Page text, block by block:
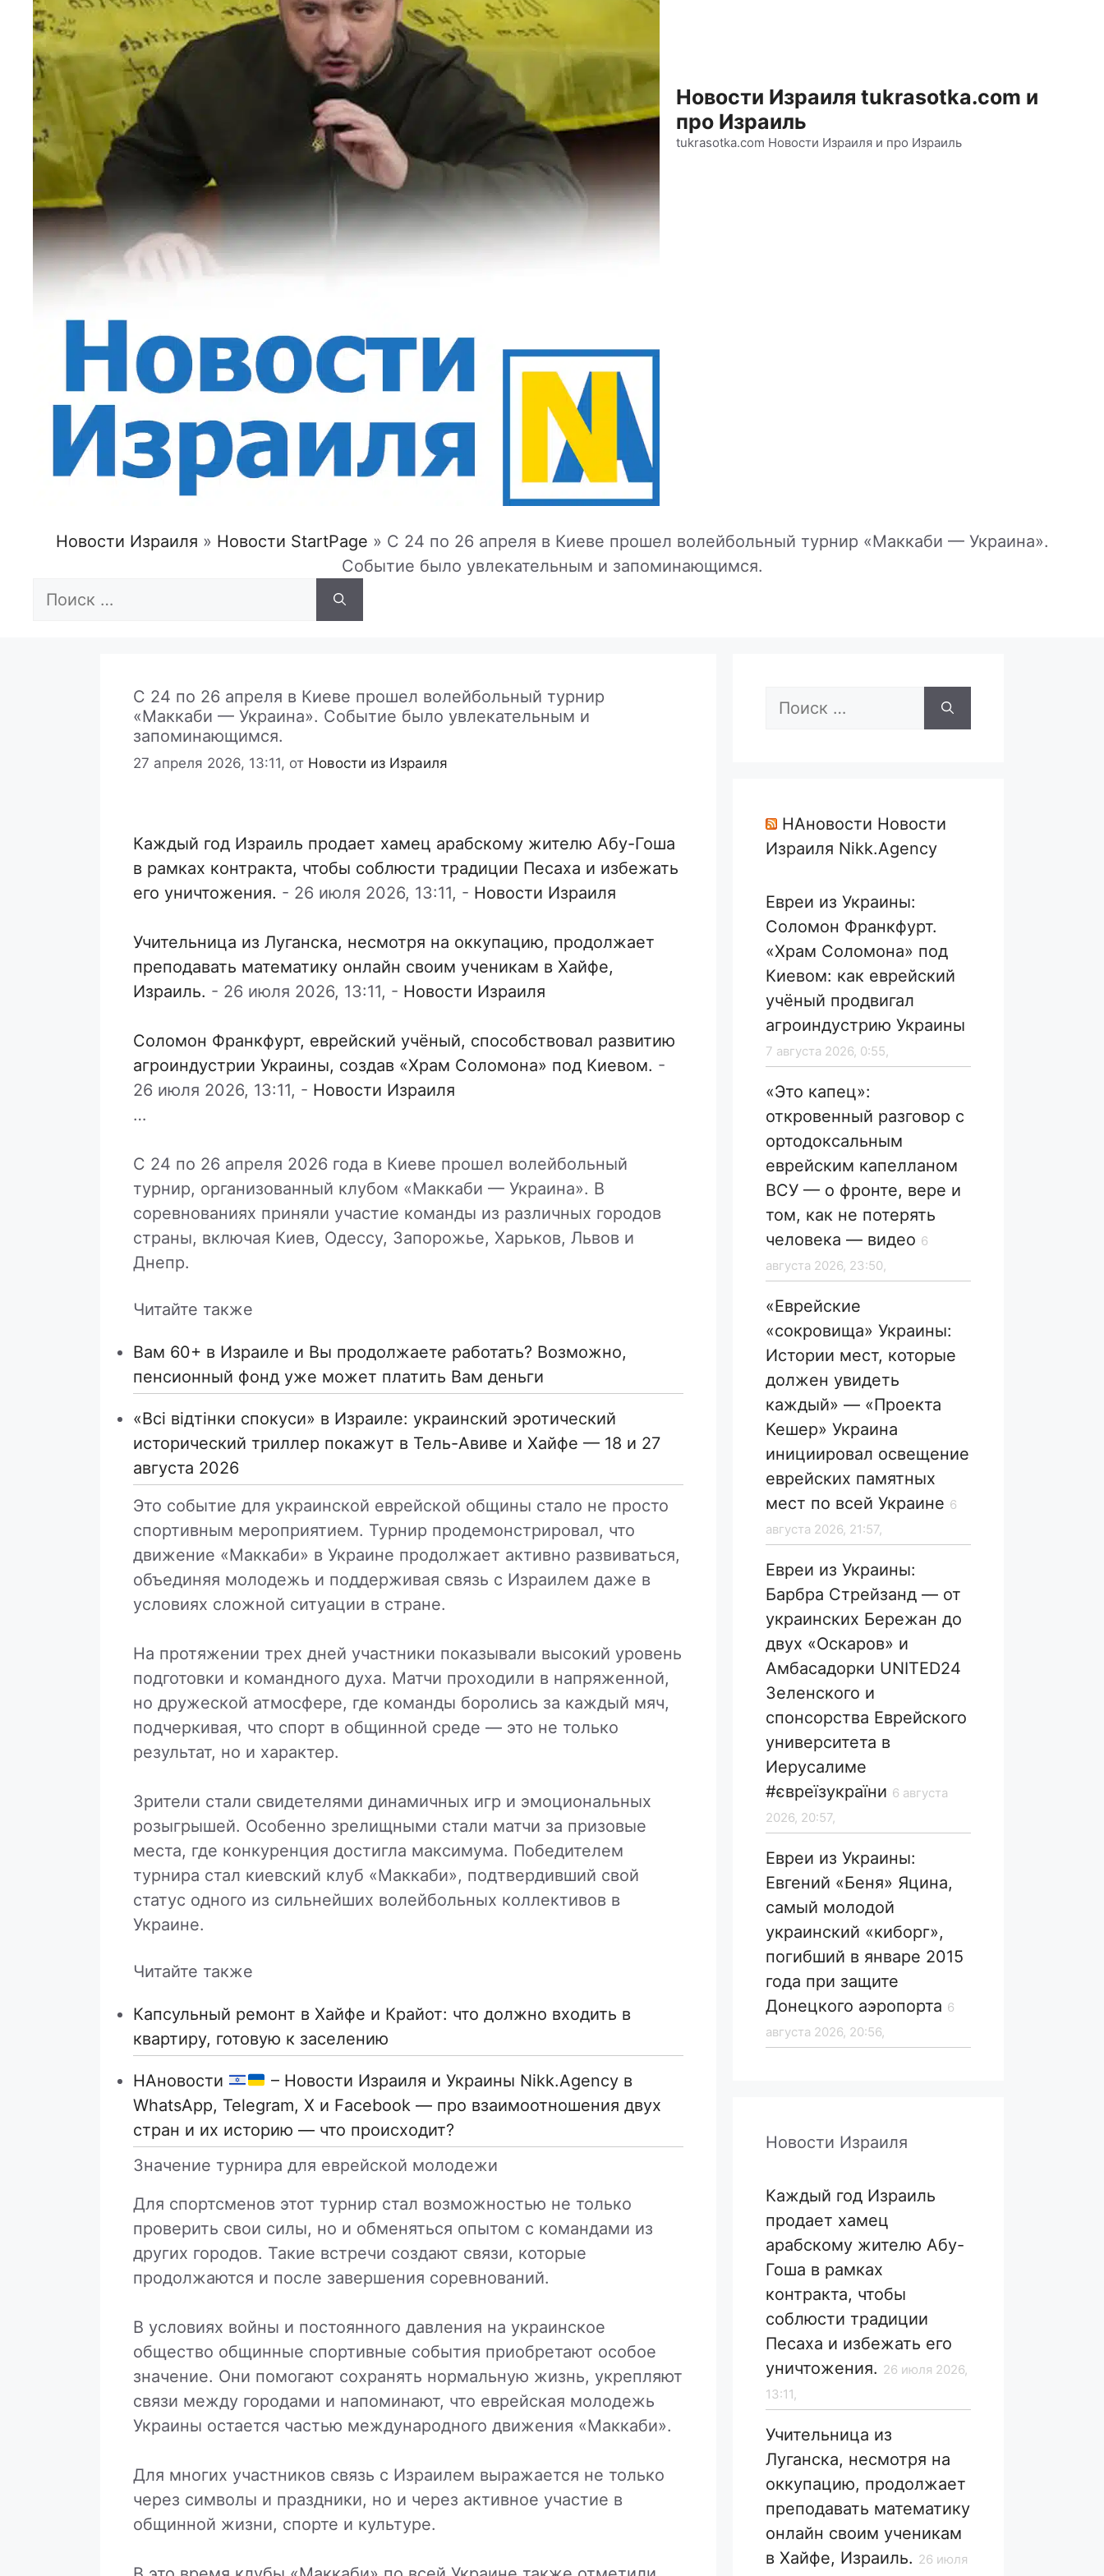
Новости Израиля tukrasotka.com и
про Израиль
tukrasotka.com Новости Израиля и про Израиль
Новости Израиля » Новости StartPage » С 24 по 26 апреля в Киеве прошел волейбольный турнир «Маккаби — Украина».
Событие было увлекательным и запоминающимся.
Поиск:
С 24 по 26 апреля в Киеве прошел волейбольный турнир
«Маккаби — Украина». Событие было увлекательным и
запоминающимся.
27 апреля 2026, 13:11, от Новости из Израиля
Каждый год Израиль продает хамец арабскому жителю Абу-Гоша
в рамках контракта, чтобы соблюсти традиции Песаха и избежать
его уничтожения. - 26 июля 2026, 13:11, - Новости Израиля
Учительница из Луганска, несмотря на оккупацию, продолжает
преподавать математику онлайн своим ученикам в Хайфе,
Израиль. - 26 июля 2026, 13:11, - Новости Израиля
Соломон Франкфурт, еврейский учёный, способствовал развитию
агроиндустрии Украины, создав «Храм Соломона» под Киевом. -
26 июля 2026, 13:11, - Новости Израиля
…
С 24 по 26 апреля 2026 года в Киеве прошел волейбольный
турнир, организованный клубом «Маккаби — Украина». В
соревнованиях приняли участие команды из различных городов
страны, включая Киев, Одессу, Запорожье, Харьков, Львов и
Днепр.
Читайте также
Вам 60+ в Израиле и Вы продолжаете работать? Возможно,
пенсионный фонд уже может платить Вам деньги
«Всі відтінки спокуси» в Израиле: украинский эротический
исторический триллер покажут в Тель-Авиве и Хайфе — 18 и 27
августа 2026
Это событие для украинской еврейской общины стало не просто
спортивным мероприятием. Турнир продемонстрировал, что
движение «Маккаби» в Украине продолжает активно развиваться,
объединяя молодежь и поддерживая связь с Израилем даже в
условиях сложной ситуации в стране.
На протяжении трех дней участники показывали высокий уровень
подготовки и командного духа. Матчи проходили в напряженной,
но дружеской атмосфере, где команды боролись за каждый мяч,
подчеркивая, что спорт в общинной среде — это не только
результат, но и характер.
Зрители стали свидетелями динамичных игр и эмоциональных
розыгрышей. Особенно зрелищными стали матчи за призовые
места, где конкуренция достигла максимума. Победителем
турнира стал киевский клуб «Маккаби», подтвердивший свой
статус одного из сильнейших волейбольных коллективов в
Украине.
Читайте также
Капсульный ремонт в Хайфе и Крайот: что должно входить в
квартиру, готовую к заселению
НАновости
– Новости Израиля и Украины Nikk.Agency в
WhatsApp, Telegram, X и Facebook — про взаимоотношения двух
стран и их историю — что происходит?
Значение турнира для еврейской молодежи
Для спортсменов этот турнир стал возможностью не только
проверить свои силы, но и обменяться опытом с командами из
других городов. Такие встречи создают связи, которые
продолжаются и после завершения соревнований.
В условиях войны и постоянного давления на украинское
общество общинные спортивные события приобретают особое
значение. Они помогают сохранять нормальную жизнь, укрепляют
связи между городами и напоминают, что еврейская молодежь
Украины остается частью международного движения «Маккаби».
Для многих участников связь с Израилем выражается не только
через символы и праздники, но и через активное участие в
общинной жизни, спорте и культуре.
Поиск:
НАновости Новости
Израиля Nikk.Agency
Евреи из Украины:
Соломон Франкфурт.
«Храм Соломона» под
Киевом: как еврейский
учёный продвигал
агроиндустрию Украины
7 августа 2026, 0:55,
«Это капец»:
откровенный разговор с
ортодоксальным
еврейским капелланом
ВСУ — о фронте, вере и
том, как не потерять
человека — видео 6
августа 2026, 23:50,
«Еврейские
«сокровища» Украины:
Истории мест, которые
должен увидеть
каждый» — «Проекта
Кешер» Украина
инициировал освещение
еврейских памятных
мест по всей Украине 6
августа 2026, 21:57,
Евреи из Украины:
Барбра Стрейзанд — от
украинских Бережан до
двух «Оскаров» и
Амбасадорки UNITED24
Зеленского и
спонсорства Еврейского
университета в
Иерусалиме
#євреїзукраїни 6 августа
2026, 20:57,
Евреи из Украины:
Евгений «Беня» Яцина,
самый молодой
украинский «киборг»,
погибший в январе 2015
года при защите
Донецкого аэропорта 6
августа 2026, 20:56,
Новости Израиля
Каждый год Израиль
продает хамец
арабскому жителю Абу-
Гоша в рамках
контракта, чтобы
соблюсти традиции
Песаха и избежать его
уничтожения. 26 июля 2026,
13:11,
Учительница из
Луганска, несмотря на
оккупацию, продолжает
преподавать математику
онлайн своим ученикам
в Хайфе, Израиль. 26 июля